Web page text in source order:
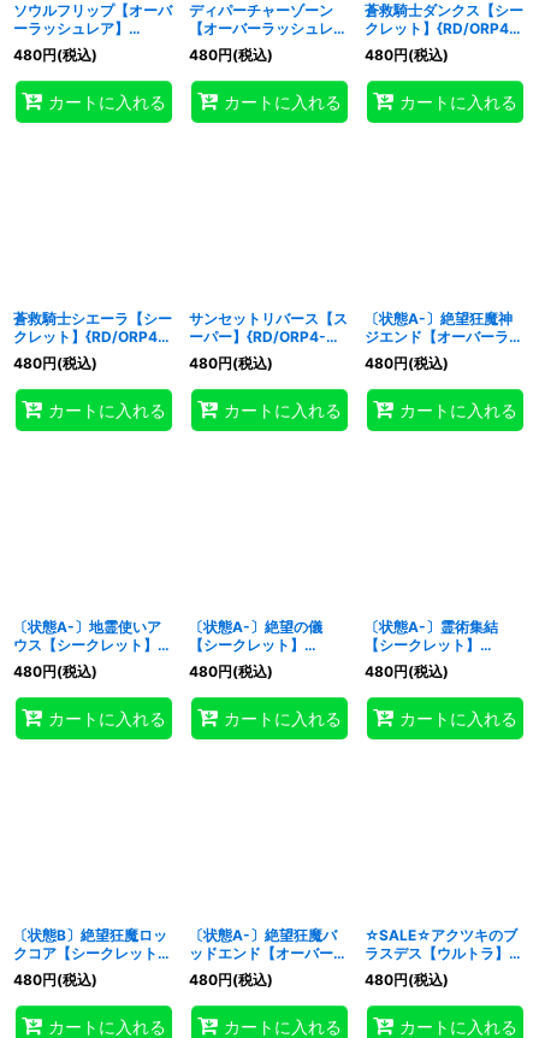
ソウルフリップ【オーバ
ーラッシュレア】
{RD/ORP4-JP055}
《RD罠》
480円(税込)
カートに入れる
ディパーチャーゾーン
【オーバーラッシュレ
ア】{RD/ORP4-JP075}
《RD魔法》
480円(税込)
カートに入れる
蒼救騎士ダンクス【シー
クレット】{RD/ORP4-
JP077}《RDモンスタ
ー》
480円(税込)
カートに入れる
蒼救騎士シエーラ【シー
クレット】{RD/ORP4-
JP078}《RDモンスタ
ー》
480円(税込)
カートに入れる
サンセットリバース【ス
ーパー】{RD/ORP4-
JP053}《RD罠》
480円(税込)
カートに入れる
〔状態A-〕絶望狂魔神
ジエンド【オーバーラッ
シュレア】{RD/ORP4-
JP022}《RDフュージョ
ン》
480円(税込)
カートに入れる
〔状態A-〕地霊使いア
ウス【シークレット】
{RD/ORP4-JP001}
《RDモンスター》
480円(税込)
カートに入れる
〔状態A-〕絶望の儀
【シークレット】
{RD/ORP4-JP032}
《RD魔法》
480円(税込)
カートに入れる
〔状態A-〕霊術集結
【シークレット】
{RD/ORP4-JP017}
《RD魔法》
480円(税込)
カートに入れる
〔状態B〕絶望狂魔ロッ
クコア【シークレット】
{RD/ORP4-JP023}
《RDフュージョン》
480円(税込)
カートに入れる
〔状態A-〕絶望狂魔バ
ッドエンド【オーバーラ
ッシュレア】
{RD/ORP4-JP027}
《RDモンスター》
480円(税込)
カートに入れる
☆SALE☆アクツキのブ
ラスデス【ウルトラ】
{RD/ORP4-JP073}
《RDモンスター》
480円(税込)
カートに入れる